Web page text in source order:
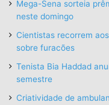
Mega-Sena sorteia
neste domingo
Cientistas recorrem
sobre furacões
Tenista Bia Haddad
semestre
Criatividade de